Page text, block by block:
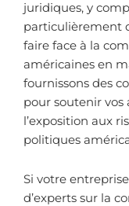
juridiques, y
particulièrement
faire face à la
américaines en
fournissons des
pour soutenir vos
l’exposition aux
politiques
Si votre
d’experts sur la